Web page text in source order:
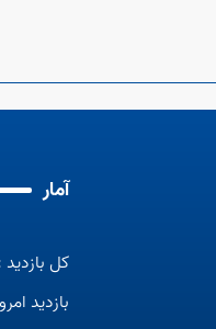
آمار
کل بازدید : 187880
بازدید امروز :